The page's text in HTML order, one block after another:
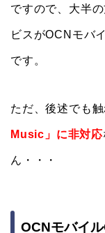
ですので、大半
ビスがOCNモバ
です。
ただ、後述でも
Music」に非対応
ん・・・
OCNモバイ